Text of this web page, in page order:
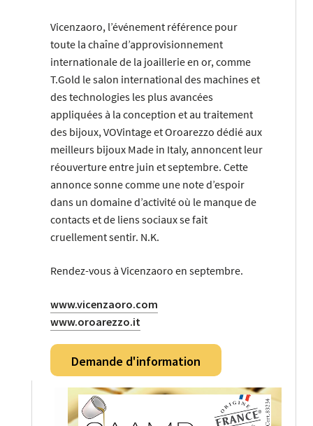
Vicenzaoro, l’événement référence pour
toute la chaîne d’approvisionnement
internationale de la joaillerie en or, comme
T.Gold le salon international des machines et
des technologies les plus avancées
appliquées à la conception et au traitement
des bijoux, VOVintage et Oroarezzo dédié aux
meilleurs bijoux Made in Italy, annoncent leur
réouverture entre juin et septembre. Cette
annonce sonne comme une note d’espoir
dans un domaine d’activité où le manque de
contacts et de liens sociaux se fait
cruellement sentir. N.K.
Rendez-vous à Vicenzaoro en septembre.
www.vicenzaoro.com
www.oroarezzo.it
Demande d'information